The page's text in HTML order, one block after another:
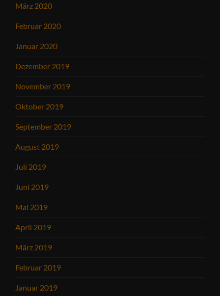
März 2020
Februar 2020
Januar 2020
Dezember 2019
November 2019
Oktober 2019
September 2019
August 2019
Juli 2019
Juni 2019
Mai 2019
April 2019
März 2019
Februar 2019
Januar 2019